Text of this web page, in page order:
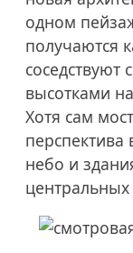
одном
получаются
высотками
Хотя сам
перспектива
небо и
центральных